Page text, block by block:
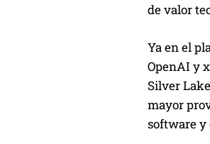
de valor
Ya en el
OpenAI y
Silver
mayor
software y